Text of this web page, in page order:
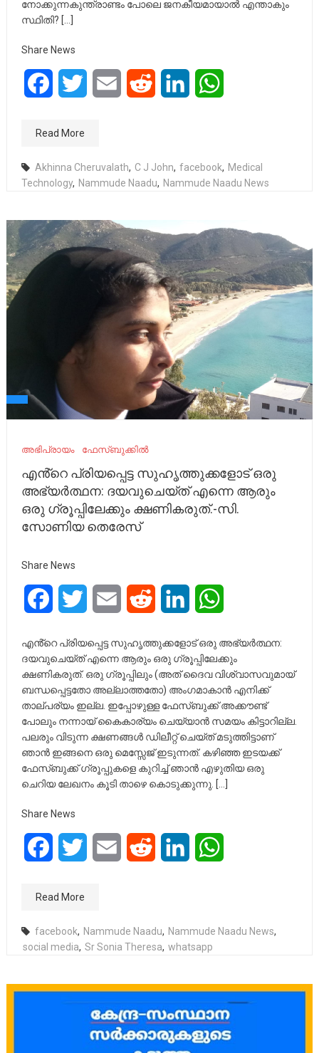
നോക്കുന്നകുന്ത്രാണ്ടം പോലെ ജനകീയമായാല്‍ എന്താകും
സ്ഥിതി? […]
Share News
FacebookTwitter Email Reddit LinkedIn
Read More
Akhinna Cheruvalath, C J John, facebook, Medical
Technology, Nammude Naadu, Nammude Naadu News
അഭിപ്രായം ഫേസ്ബുക്കിൽ
എൻ്റെ പ്രിയപ്പെട്ട സുഹൃത്തുക്കളോട് ഒരു
അഭ്യർത്ഥന: ദയവുചെയ്ത് എന്നെ ആരും
ഒരു ഗ്രൂപ്പിലേക്കും ക്ഷണികരുത്.-സി.
സോണിയ തെരേസ്
Share News
FacebookTwitter Email Reddit LinkedIn
എൻ്റെ പ്രിയപ്പെട്ട സുഹൃത്തുക്കളോട് ഒരു അഭ്യർത്ഥന:
ദയവുചെയ്ത് എന്നെ ആരും ഒരു ഗ്രൂപ്പിലേക്കും
ക്ഷണികരുത്. ഒരു ഗ്രൂപ്പിലും (അത് ദൈവ വിശ്വാസവുമായ്
ബന്ധപ്പെട്ടതോ അല്ലാത്തതോ) അംഗമാകാൻ എനിക്ക്
താല്പര്യം ഇല്ല. ഇപ്പോഴുള്ള ഫേസ്ബുക്ക് അക്കൗണ്ട്
പോലും നന്നായ് കൈകാര്യം ചെയ്യാൻ സമയം കിട്ടാറില്ല.
പലരും വിടുന്ന ക്ഷണങ്ങൾ ഡിലീറ്റ് ചെയ്ത് മടുത്തിട്ടാണ്
ഞാൻ ഇങ്ങനെ ഒരു മെസ്സേജ് ഇടുന്നത്. കഴിഞ്ഞ ഇടയക്ക്
ഫേസ്ബുക്ക് ഗ്രൂപ്പുകളെ കുറിച്ച് ഞാൻ എഴുതിയ ഒരു
ചെറിയ ലേഖനം കൂടി താഴെ കൊടുക്കുന്നു. […]
Share News
FacebookTwitter Email Reddit LinkedIn
Read More
facebook, Nammude Naadu, Nammude Naadu News,
social media, Sr Sonia Theresa, whatsapp